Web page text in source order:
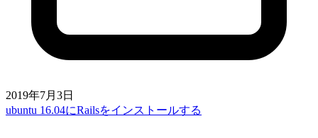
2019年7月3日
ubuntu 16.04にRailsをインストールする